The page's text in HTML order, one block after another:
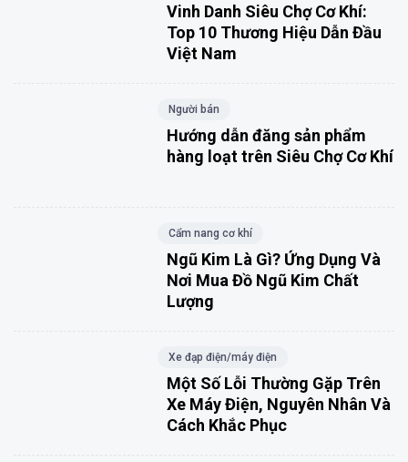
Vinh Danh Siêu Chợ Cơ Khí:
Top 10 Thương Hiệu Dẫn Đầu
Việt Nam
Người bán
Hướng dẫn đăng sản phẩm
hàng loạt trên Siêu Chợ Cơ Khí
Cẩm nang cơ khí
Ngũ Kim Là Gì? Ứng Dụng Và
Nơi Mua Đồ Ngũ Kim Chất
Lượng
Xe đạp điện/máy điện
Một Số Lỗi Thường Gặp Trên
Xe Máy Điện, Nguyên Nhân Và
Cách Khắc Phục